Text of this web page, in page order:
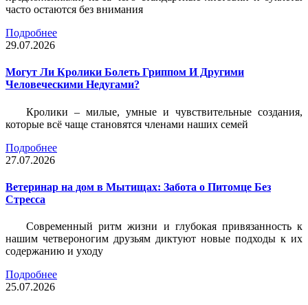
часто остаются без внимания
Подробнее
29.07.2026
Могут Ли Кролики Болеть Гриппом И Другими
Человеческими Недугами?
Кролики – милые, умные и чувствительные создания,
которые всё чаще становятся членами наших семей
Подробнее
27.07.2026
Ветеринар на дом в Мытищах: Забота о Питомце Без
Стресса
Современный ритм жизни и глубокая привязанность к
нашим четвероногим друзьям диктуют новые подходы к их
содержанию и уходу
Подробнее
25.07.2026